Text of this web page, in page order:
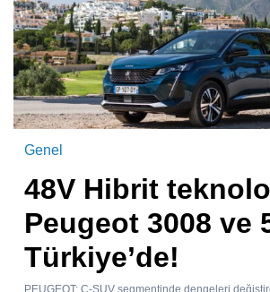
Genel
48V Hibrit
Peugeot 3008 ve
Türkiye’de!
PEUGEOT; C-SUV segmentinde dengeleri